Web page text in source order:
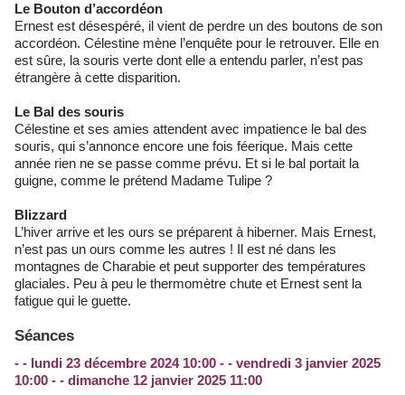
Le Bouton d’accordéon
Ernest est désespéré, il vient de perdre un des boutons de son
accordéon. Célestine mène l’enquête pour le retrouver. Elle en
est sûre, la souris verte dont elle a entendu parler, n’est pas
étrangère à cette disparition.
Le Bal des souris
Célestine et ses amies attendent avec impatience le bal des
souris, qui s’annonce encore une fois féerique. Mais cette
année rien ne se passe comme prévu. Et si le bal portait la
guigne, comme le prétend Madame Tulipe ?
Blizzard
L’hiver arrive et les ours se préparent à hiberner. Mais Ernest,
n’est pas un ours comme les autres ! Il est né dans les
montagnes de Charabie et peut supporter des températures
glaciales. Peu à peu le thermomètre chute et Ernest sent la
fatigue qui le guette.
Séances
- - lundi 23 décembre 2024 10:00 - - vendredi 3 janvier 2025
10:00 - - dimanche 12 janvier 2025 11:00